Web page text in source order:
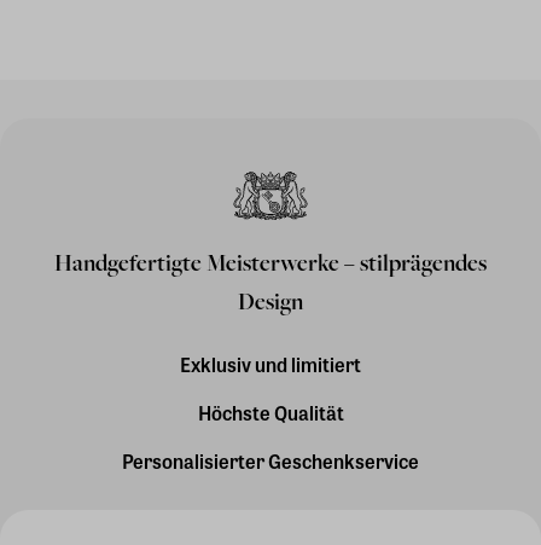
Handgefertigte Meisterwerke – stilprägendes
Design
Exklusiv und limitiert
Höchste Qualität
Personalisierter Geschenkservice